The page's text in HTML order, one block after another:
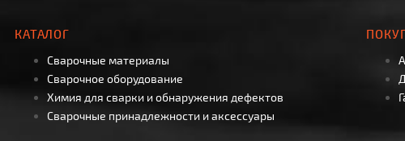
КАТАЛОГ
Сварочные материалы
Сварочное оборудование
Химия для сварки и обнаружения дефектов
Сварочные принадлежности и аксессуары